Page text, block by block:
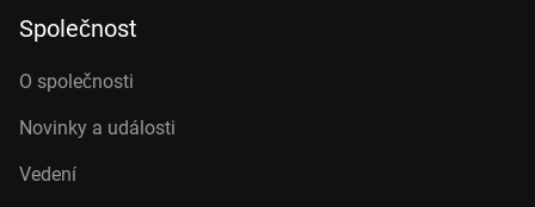
Společnost
O společnosti
Novinky a události
Vedení